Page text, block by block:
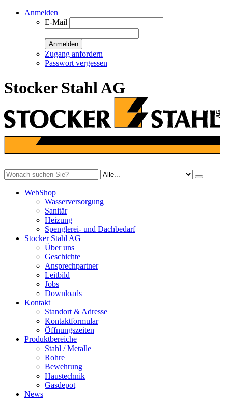
Anmelden
E-Mail
Anmelden
Zugang anfordern
Passwort vergessen
Stocker Stahl AG
WebShop
Wasserversorgung
Sanitär
Heizung
Spenglerei- und Dachbedarf
Stocker Stahl AG
Über uns
Geschichte
Ansprechpartner
Leitbild
Jobs
Downloads
Kontakt
Standort & Adresse
Kontaktformular
Öffnungszeiten
Produktbereiche
Stahl / Metalle
Rohre
Bewehrung
Haustechnik
Gasdepot
News